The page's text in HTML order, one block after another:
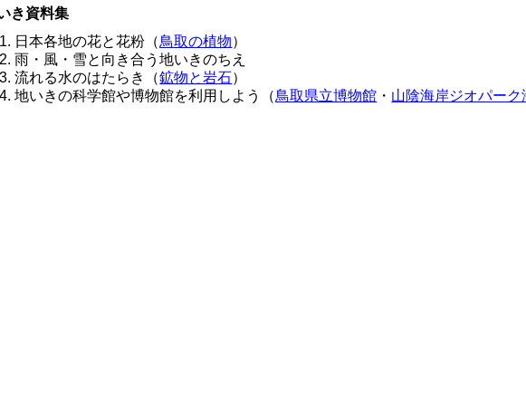
き資料集
日本各地の花と花粉（鳥取の植物）
雨・風・雪と向き合う地いきのちえ
流れる水のはたらき（鉱物と岩石）
地いきの科学館や博物館を利用しよう（鳥取県立博物館 ・ 山陰海岸ジオパー